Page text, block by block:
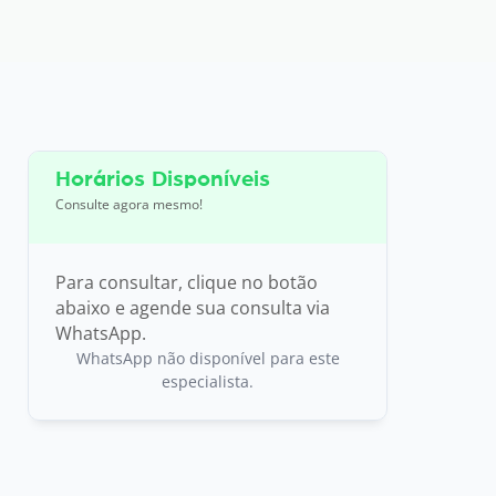
Horários Disponíveis
Consulte agora mesmo!
Para consultar, clique no botão
abaixo e agende sua consulta via
WhatsApp.
WhatsApp não disponível para este
especialista.